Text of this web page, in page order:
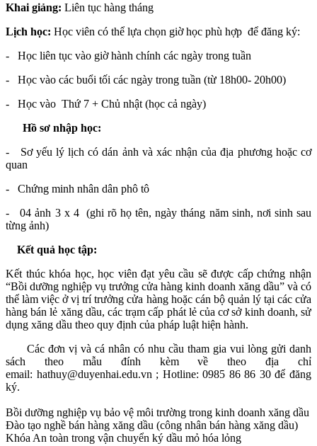
Khai giảng: Liên tục hàng tháng
Lịch học: Học viên có thể lựa chọn giờ học phù hợp để đăng ký:
- Học liên tục vào giờ hành chính các ngày trong tuần
- Học vào các buổi tối các ngày trong tuần (từ 18h00- 20h00)
- Học vào Thứ 7 + Chủ nhật (học cả ngày)
Hồ sơ nhập học:
- Sơ yếu lý lịch có dán ảnh và xác nhận của địa phương hoặc cơ
quan
- Chứng minh nhân dân phô tô
- 04 ảnh 3 x 4 (ghi rõ họ tên, ngày tháng năm sinh, nơi sinh sau
từng ảnh)
Kết quả học tập:
Kết thúc khóa học, học viên đạt yêu cầu sẽ được cấp chứng nhận
“Bồi dưỡng nghiệp vụ trưởng cửa hàng kinh doanh xăng dầu” và có
thể làm việc ở vị trí trưởng cửa hàng hoặc cán bộ quản lý tại các cửa
hàng bán lẻ xăng dầu, các trạm cấp phát lẻ của cơ sở kinh doanh, sử
dụng xăng dầu theo quy định của pháp luật hiện hành.
Các đơn vị và cá nhân có nhu cầu tham gia vui lòng gửi danh
sách theo mẫu đính kèm về theo địa chỉ
email: hathuy@duyenhai.edu.vn ; Hotline: 0985 86 86 30 để đăng
ký.
Bồi dưỡng nghiệp vụ bảo vệ môi trường trong kinh doanh xăng dầu
Đào tạo nghề bán hàng xăng dầu (công nhân bán hàng xăng dầu)
Khóa An toàn trong vận chuyển ký dầu mỏ hóa lỏng